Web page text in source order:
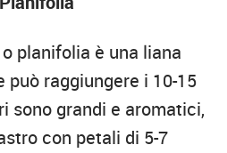
planifolia è una liana
può raggiungere i 10-15
sono grandi e aromatici,
con petali di 5-7